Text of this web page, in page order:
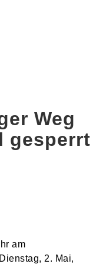
Weg
gesperrt
am
2. Mai,